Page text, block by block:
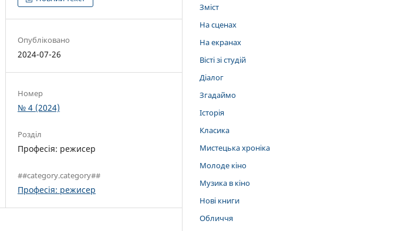
Опубліковано
2024-07-26
Номер
№ 4 (2024)
Розділ
Професія: режисер
##category.category##
Професія: режисер
Зміст
На сценах
На екранах
Вісті зі студій
Діалог
Згадаймо
Історія
Класика
Мистецька хроніка
Молоде кіно
Музика в кіно
Нові книги
Обличчя